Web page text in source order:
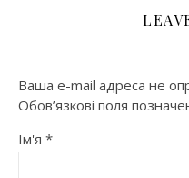
Ваша e-mail адреса не
Обов’язкові поля
Ім'я *